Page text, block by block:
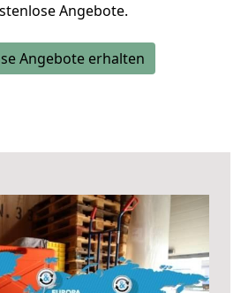
Angebote.
Angebote erhalten